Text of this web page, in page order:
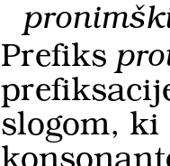
Prefiks
slogom,